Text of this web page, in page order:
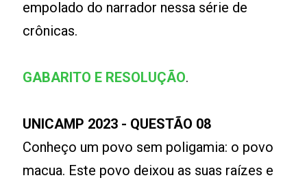
empolado do narrador nessa série de
crônicas.
GABARITO E RESOLUÇÃO.
UNICAMP 2023 - QUESTÃO 08
Conheço um povo sem poligamia: o povo
macua. Este povo deixou as suas raízes e